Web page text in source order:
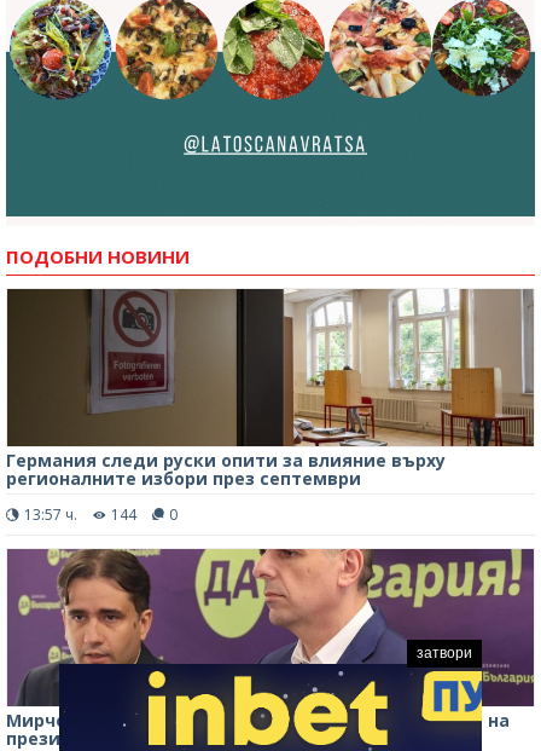
ПОДОБНИ НОВИНИ
Германия следи руски опити за влияние върху
регионалните избори през септември
13:57 ч. 144 0
Мирчев: С ПП гледаме в една посока по отношение на
президентските избори
затвори